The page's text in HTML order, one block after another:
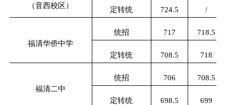
（音西校区）
定转统 724.5 /
福清华侨中学
统招 717 718.5
定转统 708.5 718
福清二中
统招 706 708.5
定转统 698.5 699